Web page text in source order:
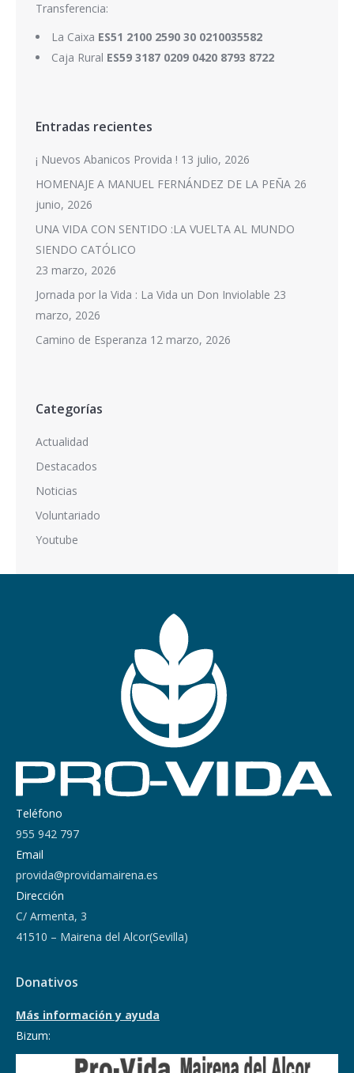
Transferencia:
La Caixa ES51 2100 2590 30 0210035582
Caja Rural ES59 3187 0209 0420 8793 8722
Entradas recientes
¡ Nuevos Abanicos Provida ! 13 julio, 2026
HOMENAJE A MANUEL FERNÁNDEZ DE LA PEÑA 26
junio, 2026
UNA VIDA CON SENTIDO :LA VUELTA AL MUNDO
SIENDO CATÓLICO
23 marzo, 2026
Jornada por la Vida : La Vida un Don Inviolable 23
marzo, 2026
Camino de Esperanza 12 marzo, 2026
Categorías
Actualidad
Destacados
Noticias
Voluntariado
Youtube
Teléfono
955 942 797
Email
provida@providamairena.es
Dirección
C/ Armenta, 3
41510 – Mairena del Alcor(Sevilla)
Donativos
Más información y ayuda
Bizum: